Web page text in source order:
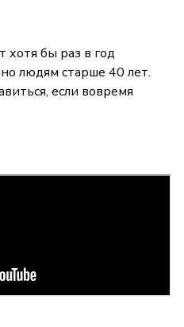
бы раз в год
людям старше 40 лет.
если вовремя